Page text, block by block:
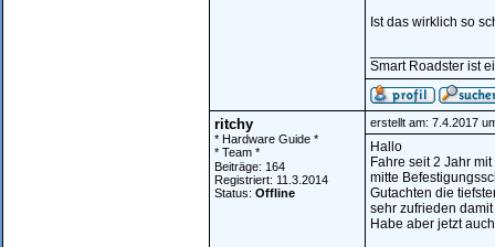
Ist das wirklich so
Smart Roadster ist
ritchy
* Hardware Guide *
* Team *
Beiträge: 164
Registriert: 11.3.2014
Status: Offline
erstellt am: 7.4.2017
Hallo
Fahre seit 2 Jahr
mitte
Gutachten die
sehr zufrieden
Habe aber jetzt